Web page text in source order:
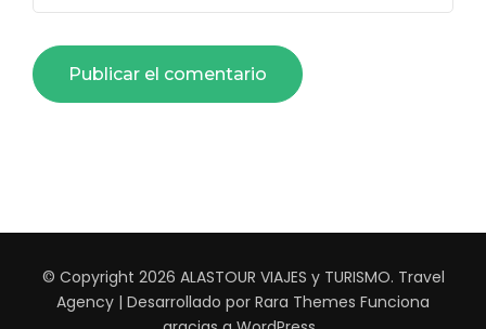
© Copyright 2026 ALASTOUR VIAJES y TURISMO. Travel
Agency | Desarrollado por Rara Themes Funciona